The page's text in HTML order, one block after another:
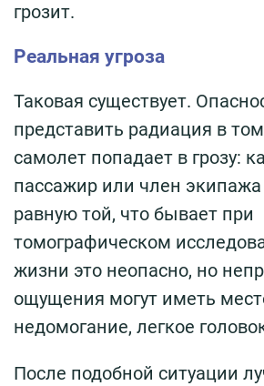
грозит.
Реальная угроза
Таковая существует.
представить радиация в
самолет попадает в грозу:
пассажир или член экипажа
равную той, что бывает при
томографическом
жизни это неопасно, но
ощущения могут иметь
недомогание, легкое
После подобной ситуации